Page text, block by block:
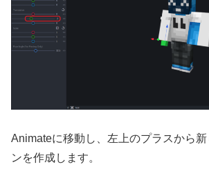
Animateに移動し、左上のプラスから
ンを作成します。